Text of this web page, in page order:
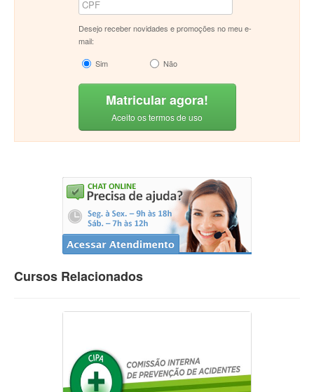
Desejo receber novidades e promoções no meu e-
mail:
Sim
Não
Matricular agora!
Aceito os termos de uso
Cursos Relacionados